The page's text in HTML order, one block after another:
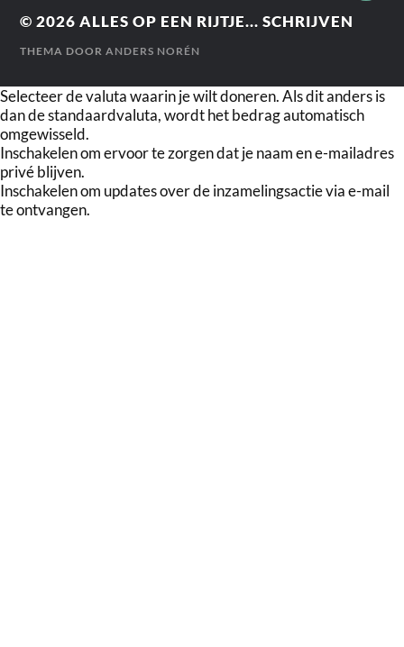
© 2026ALLES OP EEN RIJTJE... SCHRIJVEN
THEMA DOORANDERS NORÉN
Selecteer de valuta waarin je wilt doneren. Als dit anders is
dan de standaardvaluta, wordt het bedrag automatisch
omgewisseld.
Inschakelen om ervoor te zorgen dat je naam en e-mailadres
privé blijven.
Inschakelen om updates over de inzamelingsactie via e-mail
te ontvangen.